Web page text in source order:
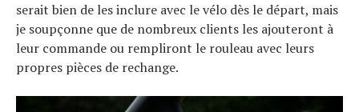
serait bien de les inclure avec le vélo dès le départ, mais
je soupçonne que de nombreux clients les ajouteront à
leur commande ou rempliront le rouleau avec leurs
propres pièces de rechange.